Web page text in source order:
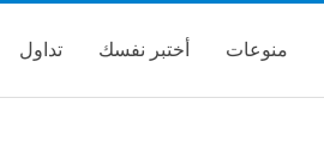
منوعات أختبر نفسك تداول